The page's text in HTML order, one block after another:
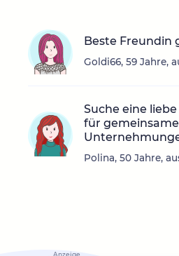
Beste Freundin
Goldi66, 59 Jahre,
Suche eine
für gemeinsame
Polina, 50 Jahre,